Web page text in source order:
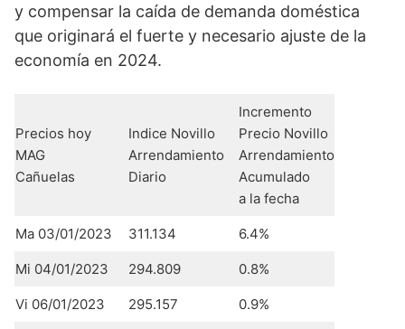
y compensar la caída de demanda doméstica
que originará el fuerte y necesario ajuste de la
economía en 2024.
Precios hoy
MAG
Cañuelas
Indice Novillo
Arrendamiento
Diario
Incremento
Precio Novillo
Arrendamiento
Acumulado
a la fecha
Ma 03/01/2023 311.134 6.4%
Mi 04/01/2023 294.809 0.8%
Vi 06/01/2023 295.157 0.9%